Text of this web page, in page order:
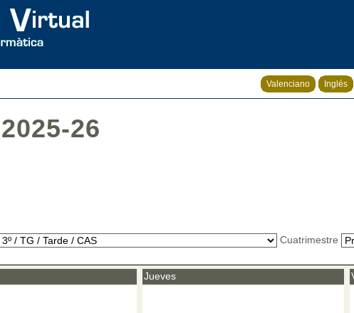
Valenciano Inglés
26
Cuatrimestre
Jueves